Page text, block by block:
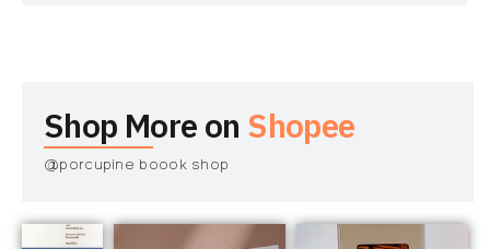
Shop More on Shopee
@porcupine boook shop